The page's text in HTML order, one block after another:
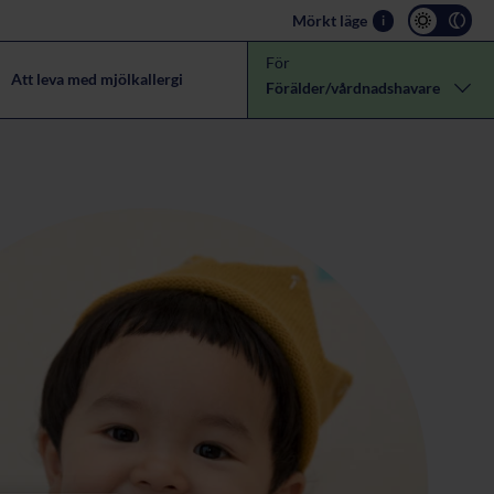
Mörkt läge i
Att leva med mjölkallergi
För
Förälder/vårdnadshavare